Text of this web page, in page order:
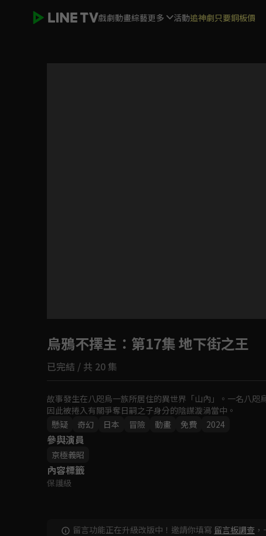
戲劇動畫綜藝更多 活動追神劇只要銅板價
如有不便請見諒
烏鴉不擇主 ：第17集 地下街之王
已完結 / 共 20 集
故事發生在八咫烏一族所居住的異世界「山內」。一名八
因此被捲入有關爭奪日嗣之子身分的陰謀漩渦當中。
懸疑
奇幻 日本 冒險 動畫 免費 2024
參與演員
京極義昭
內容標籤
保護級
留言功能正在升級改版中！邀請你填寫 留言板調查